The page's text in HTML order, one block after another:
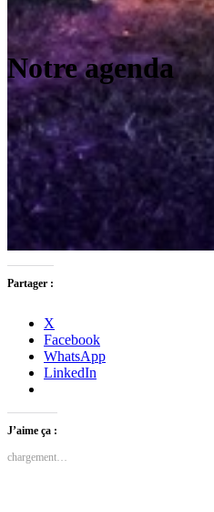
Notre agenda
Partager :
X
Facebook
WhatsApp
LinkedIn
J’aime ça :
chargement…